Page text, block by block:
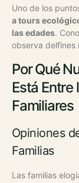
Uno de los
a tours
las edades.
observa delfines
Por Qué
Está
Familiares
Opiniones
Familias
Las familias